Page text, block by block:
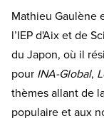
Mathieu Gaulène
l’IEP d'Aix et de
du Japon, où il
pour INA-Global,
thèmes allant de
populaire et aux